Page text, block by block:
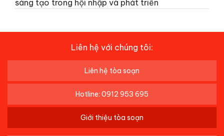
sáng tạo trong hội nhập và phát triển
Liên hệ với chúng tôi:
Liên hệ tòa soạn
Hotline: 0912 953 695
Giới thiệu tòa soạn